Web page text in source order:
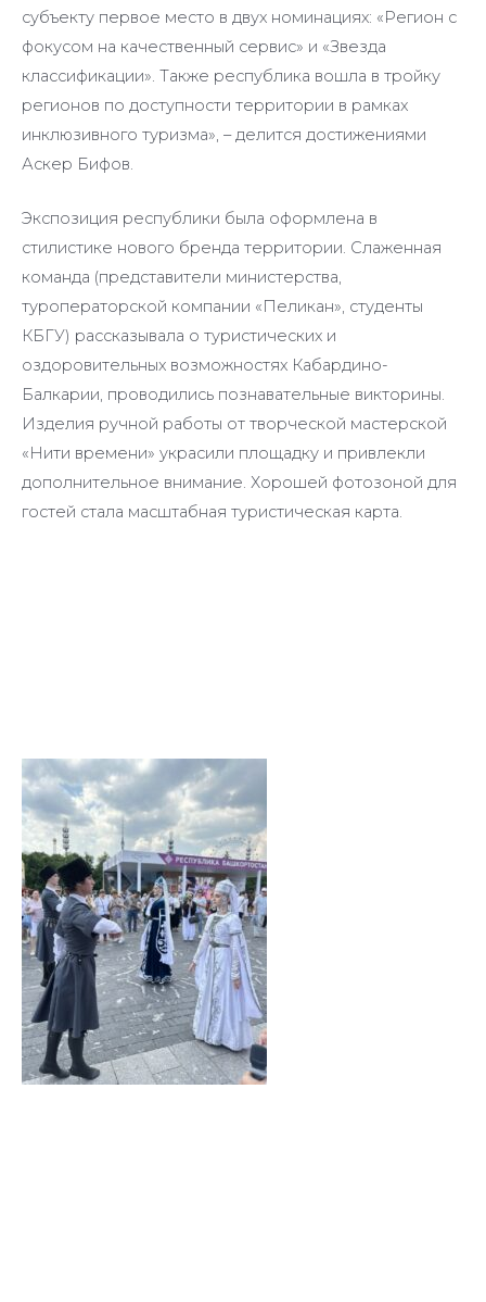
субъекту первое место в двух номинациях: «Регион с
фокусом на качественный сервис» и «Звезда
классификации». Также республика вошла в тройку
регионов по доступности территории в рамках
инклюзивного туризма», – делится достижениями
Аскер Бифов.
Экспозиция республики была оформлена в
стилистике нового бренда территории. Слаженная
команда (представители министерства,
туроператорской компании «Пеликан», студенты
КБГУ) рассказывала о туристических и
оздоровительных возможностях Кабардино-
Балкарии, проводились познавательные викторины.
Изделия ручной работы от творческой мастерской
«Нити времени» украсили площадку и привлекли
дополнительное внимание. Хорошей фотозоной для
гостей стала масштабная туристическая карта.